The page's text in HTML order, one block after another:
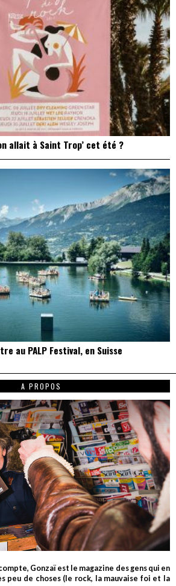
allait à Saint Trop’ cet été ?
au PALP Festival, en Suisse
A PROPOS
Gonzaï est le magazine des gens qui en
peu de choses (le rock, la mauvaise foi et la